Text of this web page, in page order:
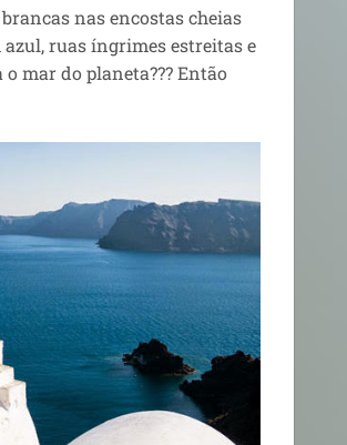
nas encostas cheias
ruas íngrimes estreitas e
mar do planeta??? Então